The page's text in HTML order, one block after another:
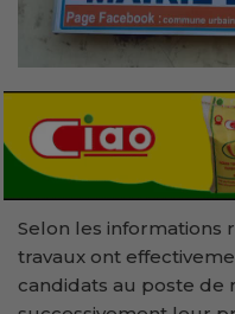
Selon les informations
travaux ont
candidats au poste de